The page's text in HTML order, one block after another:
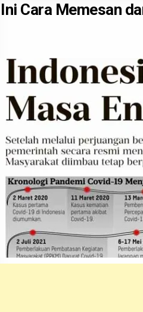
Ini Cara Memesan